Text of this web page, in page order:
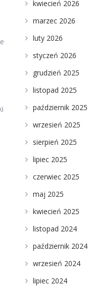
kwiecień 2026
marzec 2026
luty 2026
styczeń 2026
grudzień 2025
listopad 2025
październik 2025
wrzesień 2025
sierpień 2025
lipiec 2025
czerwiec 2025
maj 2025
kwiecień 2025
listopad 2024
październik 2024
wrzesień 2024
lipiec 2024